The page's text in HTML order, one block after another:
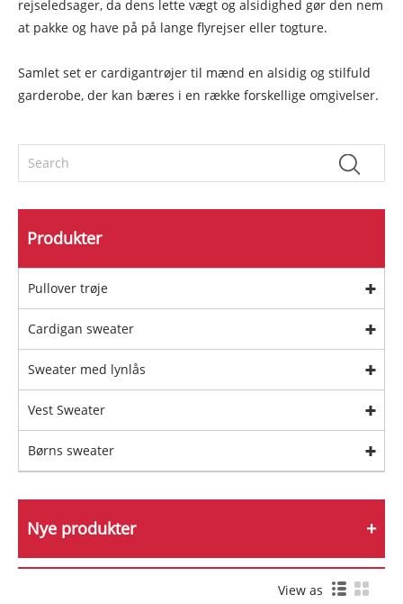
rejseledsager, da dens lette vægt og alsidighed gør den nem
at pakke og have på på lange flyrejser eller togture.
Samlet set er cardigantrøjer til mænd en alsidig og stilfuld
garderobe, der kan bæres i en række forskellige omgivelser.
Produkter
Pullover trøje
Cardigan sweater
Sweater med lynlås
Vest Sweater
Børns sweater
Nye produkter
View as